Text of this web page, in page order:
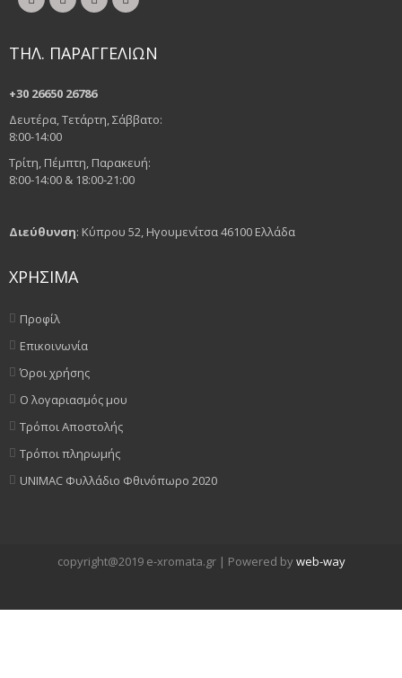
ΤΗΛ. ΠΑΡΑΓΓΕΛΙΩΝ
+30 26650 26786
Δευτέρα, Τετάρτη, Σάββατο:
8:00-14:00
Τρίτη, Πέμπτη, Παρακευή:
8:00-14:00 & 18:00-21:00
Διεύθυνση: Κύπρου 52, Ηγουμενίτσα 46100 Ελλάδα
ΧΡΗΣΙΜΑ
Προφίλ
Επικοινωνία
Όροι χρήσης
Ο λογαριασμός μου
Τρόποι Αποστολής
Τρόποι πληρωμής
UNIMAC Φυλλάδιο Φθινόπωρο 2020
copyright@2019 e-xromata.gr | Powered byweb-way